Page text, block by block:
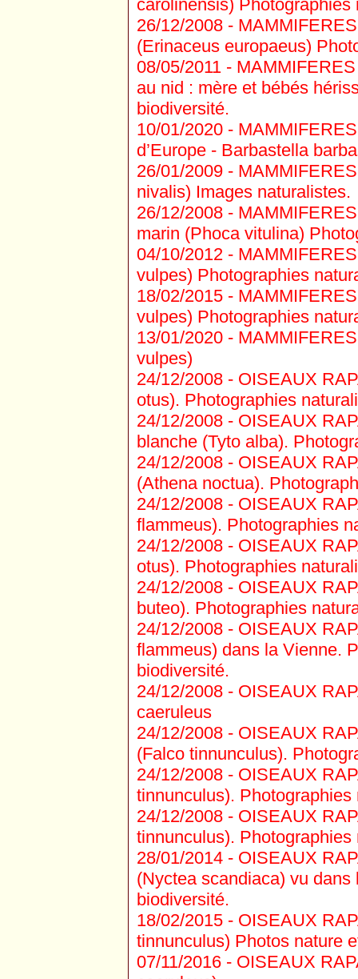
carolinensis)
26/12/2008 -
(Erinaceus europaeus)
08/05/2011 -
au nid : mère et bébés
biodiversité.
10/01/2020 -
d’Europe - Barbastella
26/01/2009 -
nivalis) Images naturalistes.
26/12/2008 -
marin (Phoca vitulina)
04/10/2012 -
vulpes) Photographies
18/02/2015 -
vulpes) Photographies
13/01/2020 -
vulpes)
24/12/2008 - OISEAUX
otus). Photographies
24/12/2008 - OISEAUX
blanche (Tyto alba).
24/12/2008 - OISEAUX
(Athena noctua).
24/12/2008 - OISEAUX
flammeus). Photographies
24/12/2008 - OISEAUX
otus). Photographies
24/12/2008 - OISEAUX
buteo). Photographies
24/12/2008 - OISEAUX
flammeus) dans la Vienne.
biodiversité.
24/12/2008 - OISEAUX
caeruleus
24/12/2008 - OISEAUX
(Falco tinnunculus).
24/12/2008 - OISEAUX
tinnunculus).
24/12/2008 - OISEAUX
tinnunculus).
28/01/2014 - OISEAUX
(Nyctea scandiaca) vu dans
biodiversité.
18/02/2015 - OISEAUX
tinnunculus) Photos nature
07/11/2016 - OISEAUX